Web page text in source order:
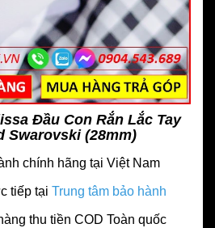
Đầu Con Rắn Lắc Tay
Swarovski (28mm)
chính hãng tại Việt Nam
tiếp tại Trung tâm bảo hành
thu tiền COD Toàn quốc